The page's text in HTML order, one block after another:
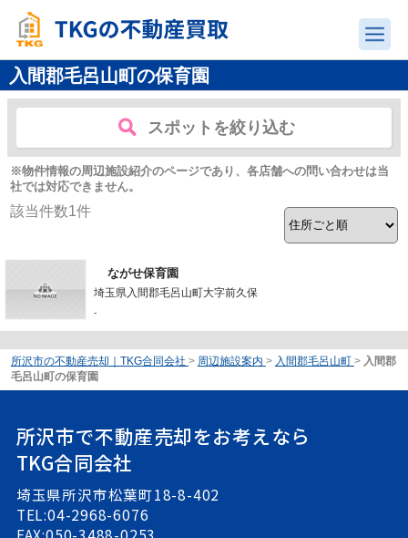
入間郡毛呂山町の保育園
スポットを絞り込む
※物件情報の周辺施設紹介のページであり、各店舗への問い合わせは当
社では対応できません。
該当件数1件
ながせ保育園
埼玉県入間郡毛呂山町大字前久保
-
所沢市の不動産売却｜TKG合同会社 > 周辺施設案内 > 入間郡毛呂山町 > 入間郡
毛呂山町の保育園
所沢市で不動産売却をお考えなら
TKG合同会社
埼玉県所沢市松葉町18-8-402
TEL:04-2968-6076